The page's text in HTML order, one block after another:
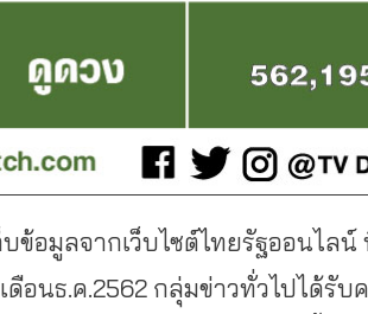
ข้อมูลจากเว็บไซต์ไทยรัฐออนไล
อนธ.ค.2562 กลุ่มข่าวทั่วไปได้รั